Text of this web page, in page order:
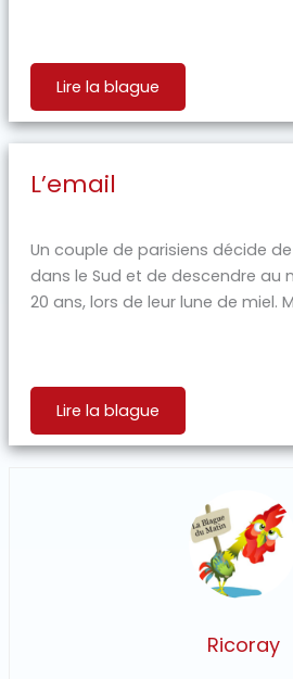
Lire la blague
L’email
Un couple de parisiens décide
dans le Sud et de descendre au
20 ans, lors de leur lune de miel.
Lire la blague
Ricoray